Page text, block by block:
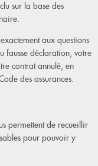
sur la base des
aux questions
fausse déclaration, votre
contrat annulé, en
des assurances.
permettent de recueillir
pour pouvoir y